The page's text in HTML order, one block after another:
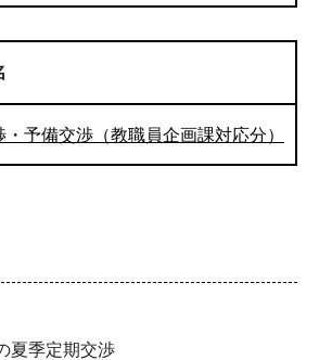
予備交渉（教職員企画課対応分）
夏季定期交渉